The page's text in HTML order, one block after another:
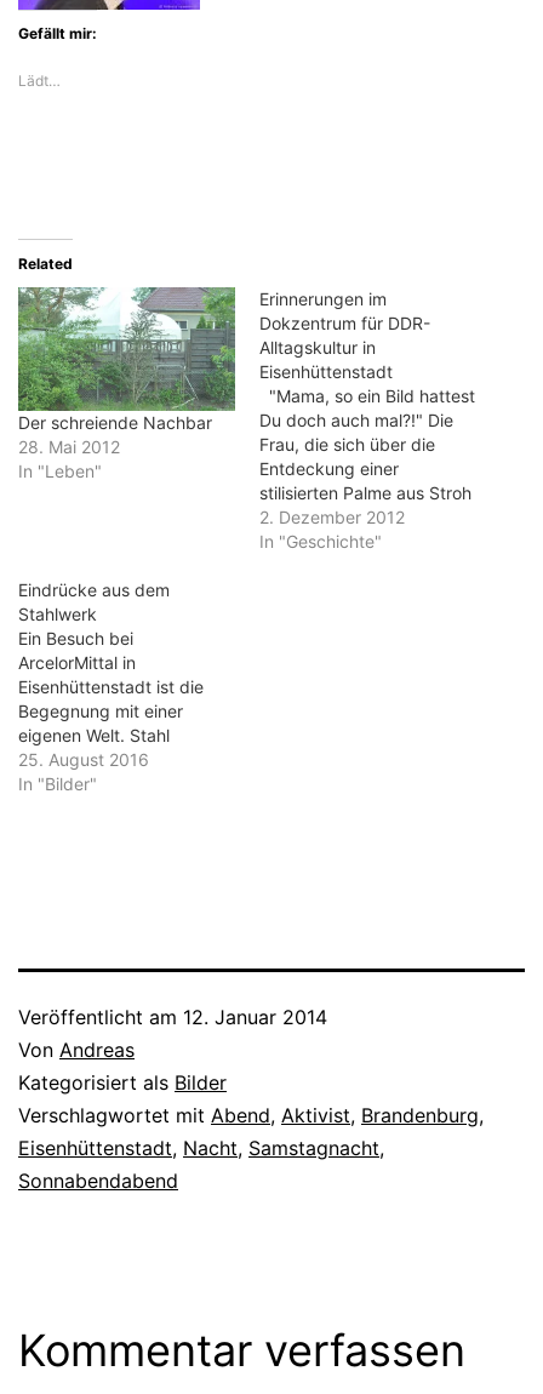
Gefällt mir:
Lädt…
Related
Der schreiende Nachbar
28. Mai 2012
In "Leben"
Erinnerungen im
Dokzentrum für DDR-
Alltagskultur in
Eisenhüttenstadt
"Mama, so ein Bild hattest
Du doch auch mal?!" Die
Frau, die sich über die
Entdeckung einer
stilisierten Palme aus Stroh
auf Holz freut, ist Mitte 40.
Ihre Mutter dürfte ungefähr
2. Dezember 2012
In "Geschichte"
Eindrücke aus dem
Stahlwerk
Ein Besuch bei
ArcelorMittal in
Eisenhüttenstadt ist die
Begegnung mit einer
eigenen Welt. Stahl
dominiert die Anblicke. Der
glühende Stahl der
transportieren. Der Stahl
25. August 2016
In "Bilder"
Veröffentlicht am 12. Januar 2014
Von Andreas
Kategorisiert als Bilder
Verschlagwortet mit Abend, Aktivist, Brandenburg,
Eisenhüttenstadt, Nacht, Samstagnacht,
Sonnabendabend
Kommentar verfassen